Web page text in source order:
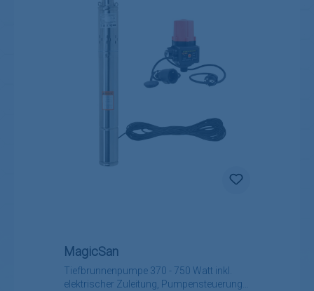
Tiefbrunnenpumpe 370 - 750 Watt inkl.
elektrischer Zuleitung, Pumpensteuerung
MagicSan